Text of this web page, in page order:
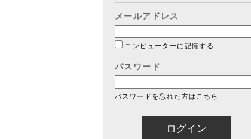
メールアドレス
コンピューターに記憶する
パスワード
パスワードを忘れた方はこちら